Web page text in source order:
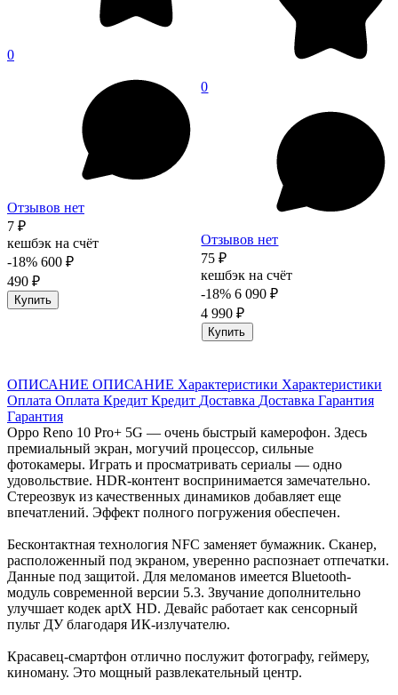
0
Отзывов нет
7 ₽
кешбэк на счёт
-18% 600 ₽
490 ₽
Купить
0
Отзывов нет
75 ₽
кешбэк на счёт
-18% 6 090 ₽
4 990 ₽
Купить
ОПИСАНИЕ ОПИСАНИЕ Характеристики Характеристики
Оплата Оплата Кредит Кредит Доставка Доставка Гарантия
Гарантия
Oppo Reno 10 Pro+ 5G — очень быстрый камерофон. Здесь
премиальный экран, могучий процессор, сильные
фотокамеры. Играть и просматривать сериалы — одно
удовольствие. HDR-контент воспринимается замечательно.
Стереозвук из качественных динамиков добавляет еще
впечатлений. Эффект полного погружения обеспечен.
Бесконтактная технология NFC заменяет бумажник. Сканер,
расположенный под экраном, уверенно распознает отпечатки.
Данные под защитой. Для меломанов имеется Bluetooth-
модуль современной версии 5.3. Звучание дополнительно
улучшает кодек aptX HD. Девайс работает как сенсорный
пульт ДУ благодаря ИК-излучателю.
Красавец-смартфон отлично послужит фотографу, геймеру,
киноману. Это мощный развлекательный центр.